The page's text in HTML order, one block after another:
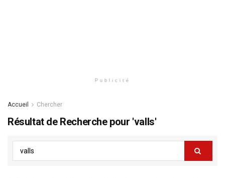
Publicité
Accueil Chercher
Résultat de Recherche pour 'valls'